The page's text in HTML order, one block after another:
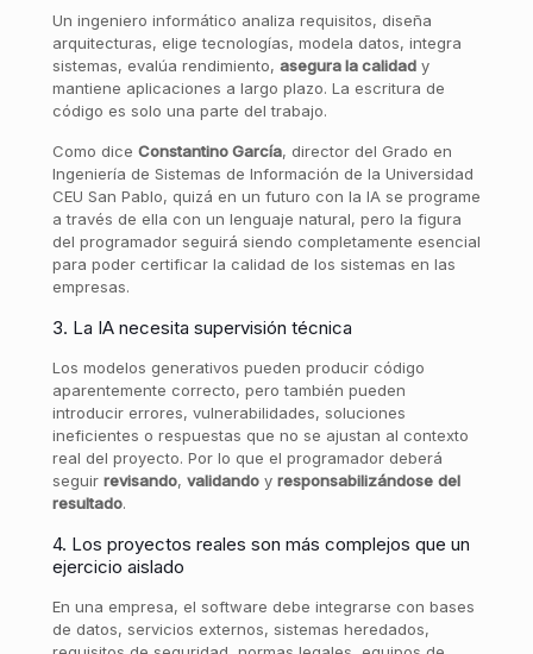
Un ingeniero informático analiza requisitos, diseña
arquitecturas, elige tecnologías, modela datos, integra
sistemas, evalúa rendimiento, asegura la calidady
mantiene aplicaciones a largo plazo. La escritura de
código es solo una parte del trabajo.
Como dice Constantino García, director del Grado en
Ingeniería de Sistemas de Información de la Universidad
CEU San Pablo, quizá en un futuro con la IA se programe
a través de ella con un lenguaje natural, pero la figura
del programador seguirá siendo completamente esencial
para poder certificar la calidad de los sistemas en las
empresas.
3. La IA necesita supervisión técnica
Los modelos generativos pueden producir código
aparentemente correcto, pero también pueden
introducir errores, vulnerabilidades, soluciones
ineficientes o respuestas que no se ajustan al contexto
real del proyecto. Por lo que el programador deberá
seguir revisando, validandoy responsabilizándose del
resultado.
4. Los proyectos reales son más complejos que un
ejercicio aislado
En una empresa, el software debe integrarse con bases
de datos, servicios externos, sistemas heredados,